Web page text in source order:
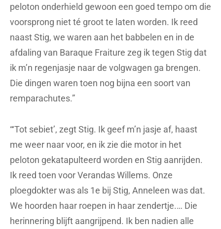
peloton onderhield gewoon een goed tempo om die
voorsprong niet té groot te laten worden. Ik reed
naast Stig, we waren aan het babbelen en in de
afdaling van Baraque Fraiture zeg ik tegen Stig dat
ik m’n regenjasje naar de volgwagen ga brengen.
Die dingen waren toen nog bijna een soort van
remparachutes.”
“‘Tot sebiet’, zegt Stig. Ik geef m’n jasje af, haast
me weer naar voor, en ik zie die motor in het
peloton gekatapulteerd worden en Stig aanrijden.
Ik reed toen voor Verandas Willems. Onze
ploegdokter was als 1e bij Stig, Anneleen was dat.
We hoorden haar roepen in haar zendertje.… Die
herinnering blijft aangrijpend. Ik ben nadien alle